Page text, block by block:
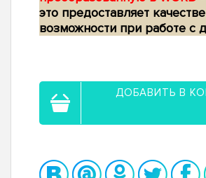
это предоставляет
возможности при работе с
ДОБАВИТЬ В